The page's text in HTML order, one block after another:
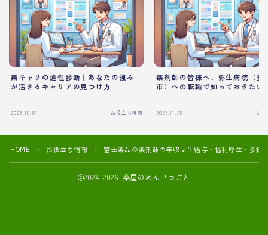
薬キャリの適性診断｜あなたの強み
が活きるキャリアの見つけ方
2025.10.01 お役立ち情報
薬剤師の皆様へ、弥生病院（豊
市）への転職で知っておきたい
2025.11.25 お
HOME ＞ お役立ち情報 ＞ 富士薬品の薬剤師の年収は？給与・福利厚生・多様
2024–2026 薬屋のめんせつごと